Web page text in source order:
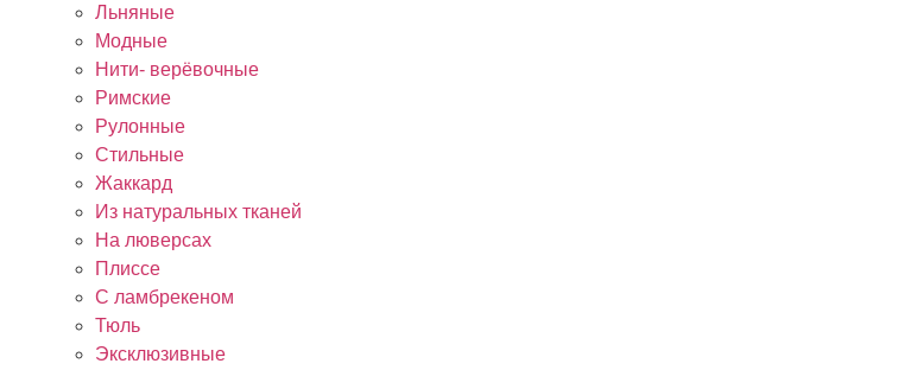
Льняные
Модные
Нити- верёвочные
Римские
Рулонные
Стильные
Жаккард
Из натуральных тканей
На люверсах
Плиссе
С ламбрекеном
Тюль
Эксклюзивные